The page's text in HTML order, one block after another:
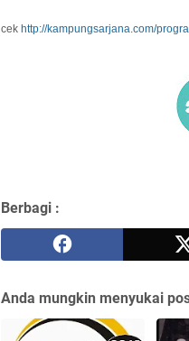
cek http://kampungsarjana.com/
Berbagi :
Anda mungkin menyukai